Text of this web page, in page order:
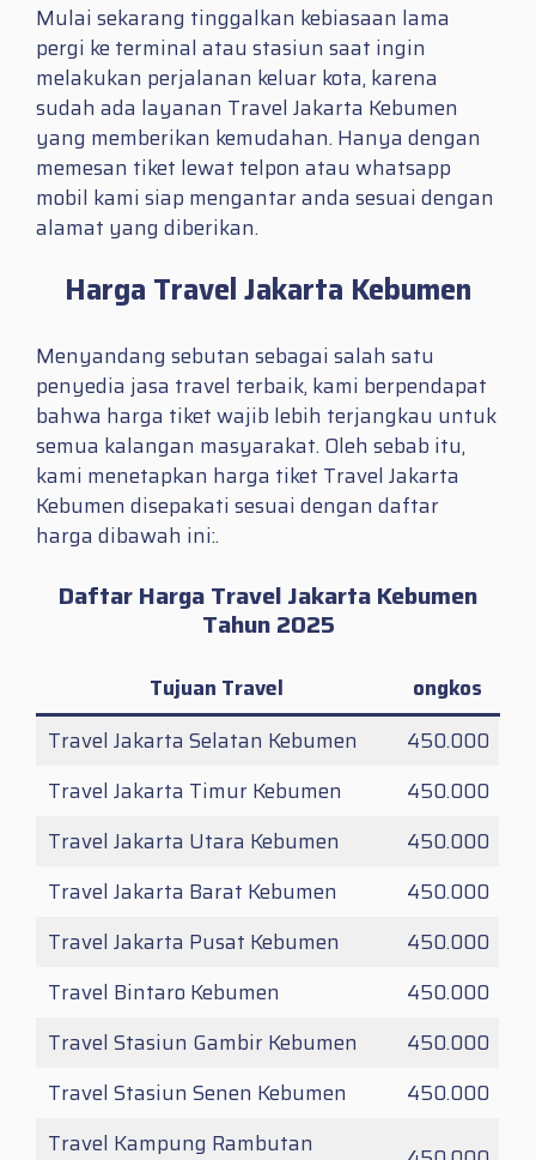
Mulai sekarang tinggalkan kebiasaan lama
pergi ke terminal atau stasiun saat ingin
melakukan perjalanan keluar kota, karena
sudah ada layanan Travel Jakarta Kebumen
yang memberikan kemudahan. Hanya dengan
memesan tiket lewat telpon atau whatsapp
mobil kami siap mengantar anda sesuai dengan
alamat yang diberikan.
Harga Travel Jakarta Kebumen
Menyandang sebutan sebagai salah satu
penyedia jasa travel terbaik, kami berpendapat
bahwa harga tiket wajib lebih terjangkau untuk
semua kalangan masyarakat. Oleh sebab itu,
kami menetapkan harga tiket Travel Jakarta
Kebumen disepakati sesuai dengan daftar
harga dibawah ini:.
Daftar Harga Travel Jakarta Kebumen
Tahun 2025
Tujuan Travel
ongkos
Travel Jakarta Selatan Kebumen
450.000
Travel Jakarta Timur Kebumen
450.000
Travel Jakarta Utara Kebumen
450.000
Travel Jakarta Barat Kebumen
450.000
Travel Jakarta Pusat Kebumen
450.000
Travel Bintaro Kebumen
450.000
Travel Stasiun Gambir Kebumen
450.000
Travel Stasiun Senen Kebumen
450.000
Travel Kampung Rambutan